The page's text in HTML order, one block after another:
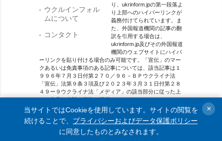
ウクルインフォル
ムについて
コンタクト
り、ukrinform.jpの第一段落よ
り上部へのハイパーリンクが
義務付けてられています。ま
た、外国報道機関の記事の翻
訳を引用する場合は、
ukrinform.jp及びその外国報道
機関のウェブサイトにハイパ
ーリンクを貼り付ける場合のみ可能です。「宣伝」のマー
クあるいは免責事項のある記事については、該当記事は１
９９６年７月３日付第２７０／９６－ＢＰウクライナ法
「宣伝」法第９条３項及び２０２３年３月３１日付第２８
４９ー９ウクライナ法「メディア」の該当部分に従った上
で、合意／会計を根拠に掲載されています。
オンラインメディア主体 メディア識別番号：R40-01421.
© 2015-2026 Ukrinform. All rights reserved.
当サイトではCookieを使用しています。サイトの閲覧を
続けることで、 プライバシーおよびデータ保護ポリシー
に同意したものとみなされます。
×